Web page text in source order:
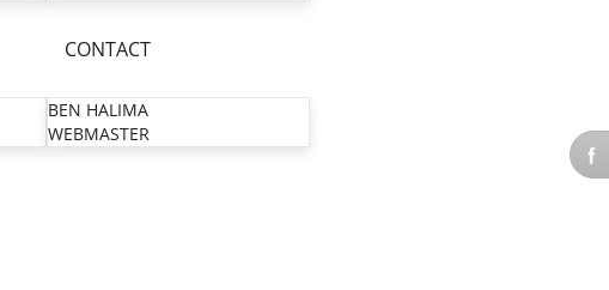
CONTACT
BEN HALIMA
WEBMASTER